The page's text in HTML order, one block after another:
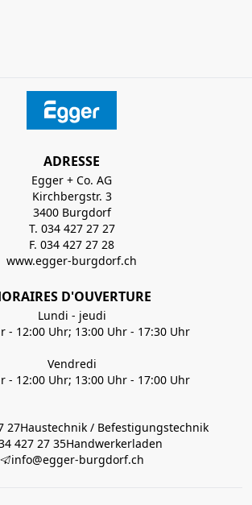
ADRESSE
Egger + Co. AG
Kirchbergstr. 3
3400 Burgdorf
T. 034 427 27 27
F. 034 427 27 28
www.egger-burgdorf.ch
D'OUVERTURE
Lundi - jeudi
- 12:00 Uhr; 13:00 Uhr - 17:30 Uhr
Vendredi
- 12:00 Uhr; 13:00 Uhr - 17:00 Uhr
27Haustechnik / Befestigungstechnik
427 27 35Handwerkerladen
info@egger-burgdorf.ch